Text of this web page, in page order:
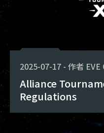
2025-07-17 - 作者
Alliance
Regulations